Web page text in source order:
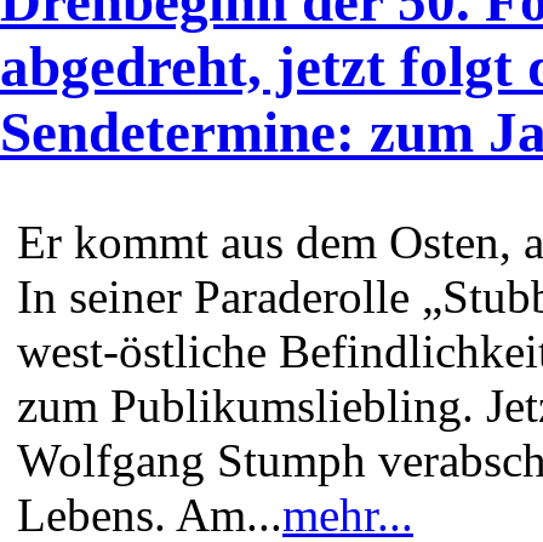
abgedreht, jetzt folgt
Sendetermine: zum
Er kommt aus dem Osten,
In seiner Paraderolle
west-östliche
zum Publikumsliebling.
Wolfgang Stumph
Lebens. Am...mehr...